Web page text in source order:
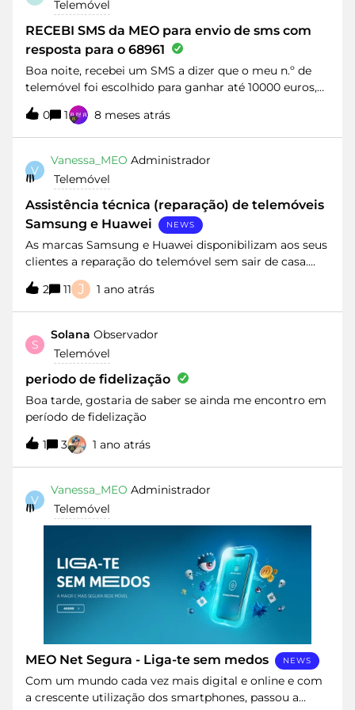
devo posso proceder para que ativem esse ponto de
acesso ou mudem o nome do APN?
Telemóvel
RECEBI SMS da MEO para envio de sms com
resposta para o 68961
Boa noite, recebei um SMS a dizer que o meu n.º de
telemóvel foi escolhido para ganhar até 10000 euros,
um iPhone17 e mais coisas. Para isso, pedem-me para
que responda a uma questão, mandando a resposta
para o número 68961. Este SMS é verdadeiro ou é uma
burla?Alguém sabe responder a isto?
0 1 8 meses atrás
V
Vanessa_MEO Administrador
Telemóvel
Assistência técnica (reparação) de telemóveis
Samsung e Huawei
NEWS
As marcas Samsung e Huawei disponibilizam aos seus
clientes a reparação do telemóvel sem sair de casa.
Veja como: Telemóveis SAMSUNG: Se tem um
telemóvel Samsung, a marca disponibiliza aos seus
clientes um serviço de levantamento e entrega de
equipamentos em sua casa. Para utilizar este serviço
consulte o site da Samsung​ e escolha a área de
Suporte &gt; Serviços &gt; Centro Técnico-Recolha de
Telemóveis. Preencha o formulário com as
informações do seu equipamento e avaria. Este
processo é tratado diretamente com a Samsung,
qualquer questão deve ser colocada através do serviço
de “Apoio ao Cliente” nos seguintes canais:
207 267 (dias úteis das 9h às 20h) Informação
adicional: www.samsung.com/pt/support/ ​
Telemóveis HUAWEI: Se tem um telemóvel Huawei, a
marca disponibiliza aos seus clientes um serviço de
levantamento e entrega de equipamentos em sua
casa. Para utilizar este serviço
2 11 J 1 ano atrás
S
Solana Observador
Telemóvel
periodo de fidelização
Boa tarde, gostaria de saber se ainda me encontro em
período de fidelização
1
3 1 ano atrás
V
Vanessa_MEO Administrador
Telemóvel
MEO Net Segura - Liga-te sem medos NEWS
Com um mundo cada vez mais digital e online e com
a crescente utilização dos smartphones, passou a